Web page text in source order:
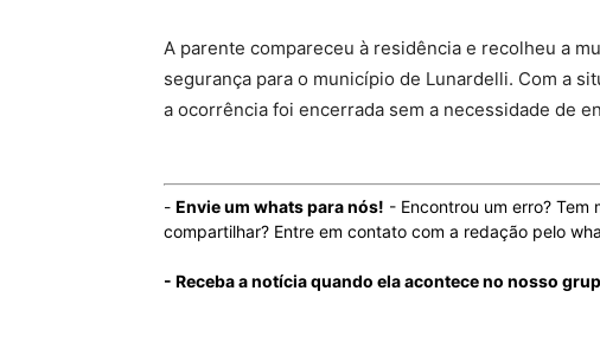
A parente compareceu à residência e recolheu a
segurança para o município de Lunardelli. Com a
a ocorrência foi encerrada sem a necessidade de
- Envie um whats para nós! - Encontrou um erro? Tem
compartilhar? Entre em contato com a redação pelo
- Receba a notícia quando ela acontece no nosso